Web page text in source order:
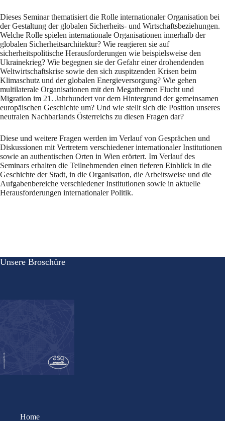
Dieses Seminar thematisiert die Rolle internationaler Organisation bei
der Gestaltung der globalen Sicherheits- und Wirtschaftsbeziehungen.
Welche Rolle spielen internationale Organisationen innerhalb der
globalen Sicherheitsarchitektur? Wie reagieren sie auf
sicherheitspolitische Herausforderungen wie beispielsweise den
Ukrainekrieg? Wie begegnen sie der Gefahr einer drohendenden
Weltwirtschaftskrise sowie den sich zuspitzenden Krisen beim
Klimaschutz und der globalen Energieversorgung? Wie gehen
multilaterale Organisationen mit den Megathemen Flucht und
Migration im 21. Jahrhundert vor dem Hintergrund der gemeinsamen
europäischen Geschichte um? Und wie stellt sich die Position unseres
neutralen Nachbarlands Österreichs zu diesen Fragen dar?
Diese und weitere Fragen werden im Verlauf von Gesprächen und
Diskussionen mit Vertretern verschiedener internationaler Institutionen
sowie an authentischen Orten in Wien erörtert. Im Verlauf des
Seminars erhalten die Teilnehmenden einen tieferen Einblick in die
Geschichte der Stadt, in die Organisation, die Arbeitsweise und die
Aufgabenbereiche verschiedener Institutionen sowie in aktuelle
Herausforderungen internationaler Politik.
Unsere Broschüre
Home